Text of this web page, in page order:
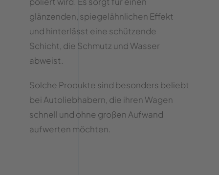
glänzenden, spiegelähnlichen Effekt
und hinterlässt eine schützende
Schicht, die Schmutz und Wasser
abweist.
Solche Produkte sind besonders beliebt
bei Autoliebhabern, die ihren Wagen
schnell und ohne großen Aufwand
aufwerten möchten.